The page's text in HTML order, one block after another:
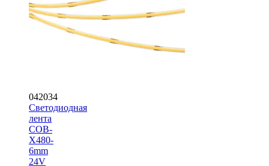
042034
Светодиодная
лента
COB-
X480-
6mm
24V